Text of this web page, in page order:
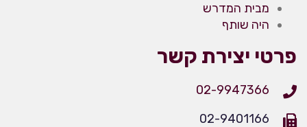
מבית המדרש
היה שותף
פרטי יצירת קשר
02-9947366
02-9401166